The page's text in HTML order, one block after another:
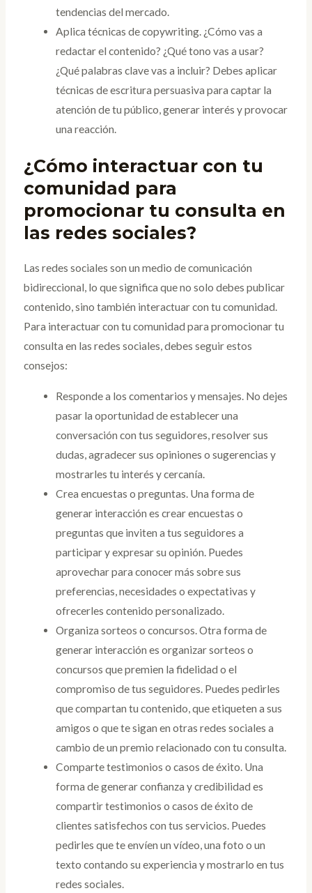
tendencias del mercado.
Aplica técnicas de copywriting. ¿Cómo vas a
redactar el contenido? ¿Qué tono vas a usar?
¿Qué palabras clave vas a incluir? Debes aplicar
técnicas de escritura persuasiva para captar la
atención de tu público, generar interés y provocar
una reacción.
¿Cómo interactuar con tu
comunidad para
promocionar tu consulta en
las redes sociales?
Las redes sociales son un medio de comunicación
bidireccional, lo que significa que no solo debes publicar
contenido, sino también interactuar con tu comunidad.
Para interactuar con tu comunidad para promocionar tu
consulta en las redes sociales, debes seguir estos
consejos:
Responde a los comentarios y mensajes. No dejes
pasar la oportunidad de establecer una
conversación con tus seguidores, resolver sus
dudas, agradecer sus opiniones o sugerencias y
mostrarles tu interés y cercanía.
Crea encuestas o preguntas. Una forma de
generar interacción es crear encuestas o
preguntas que inviten a tus seguidores a
participar y expresar su opinión. Puedes
aprovechar para conocer más sobre sus
preferencias, necesidades o expectativas y
ofrecerles contenido personalizado.
Organiza sorteos o concursos. Otra forma de
generar interacción es organizar sorteos o
concursos que premien la fidelidad o el
compromiso de tus seguidores. Puedes pedirles
que compartan tu contenido, que etiqueten a sus
amigos o que te sigan en otras redes sociales a
cambio de un premio relacionado con tu consulta.
Comparte testimonios o casos de éxito. Una
forma de generar confianza y credibilidad es
compartir testimonios o casos de éxito de
clientes satisfechos con tus servicios. Puedes
pedirles que te envíen un vídeo, una foto o un
texto contando su experiencia y mostrarlo en tus
redes sociales.